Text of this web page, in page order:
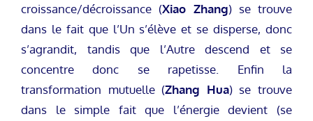
croissance/décroissance (Xiao Zhang) se trouve
dans le fait que l’Un s’élève et se disperse, donc
s’agrandit, tandis que l’Autre descend et se
concentre donc se rapetisse. Enfin la
transformation mutuelle (Zhang Hua) se trouve
dans le simple fait que l’énergie devient (se